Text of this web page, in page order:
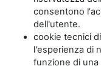
consentono
dell'utente.
cookie tecnici
l'esperienza di
funzione di una